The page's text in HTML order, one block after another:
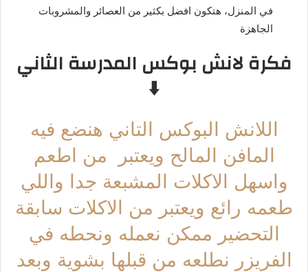
في المنزل، هتكون افضل بكثير من العصائر والمشروبات
الجاهزة
فكرة لانش بوكس المدرسة الثاني
⬇️
اللانش البوكس التاني هنضع فيه
المافن المالح ويعتبر من اطعم
واسهل الاكلات المشبعة جدا واللي
طعمه رائع ويعتبر من الاكلات سابقة
التحضير ممكن نعمله ونحطه في
الفريزر نطلعه من قبلها بشوية وبعد